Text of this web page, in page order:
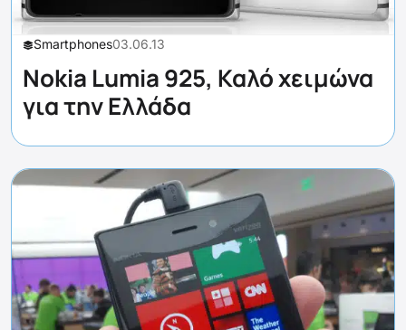
Smartphones03.06.13
Nokia Lumia 925, Καλό χειμώνα
για την Ελλάδα